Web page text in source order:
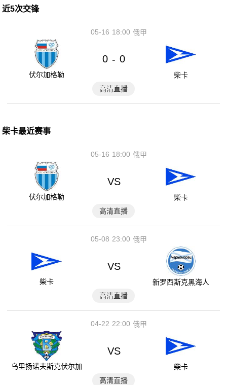
近5次交锋
18:00
05-16 俄甲
伏尔加格勒
0 - 0
柴卡
高清直播
柴卡最近赛事
18:00
05-16 俄甲
伏尔加格勒
VS
柴卡
高清直播
23:00
05-08 俄甲
柴卡
VS
新罗西斯克黑海人
高清直播
22:00
04-22 俄甲
乌里扬诺夫斯克伏尔加
VS
柴卡
高清直播